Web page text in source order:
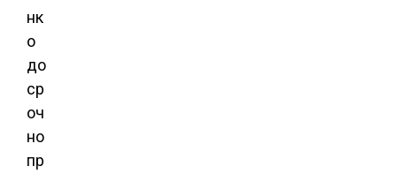
нк
о
до
ср
оч
но
пр